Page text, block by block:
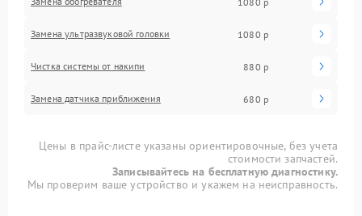
Замена ультразвуковой головки 1080 р
Чистка системы от накипи 880 р
Замена датчика приближения 680 р
Цены в прайс-листе указаны ориентировочные, без учета
стоимости запчастей.
Записывайтесь на бесплатную диагностику.
Мы проверим ваше устройство и укажем на неисправность.